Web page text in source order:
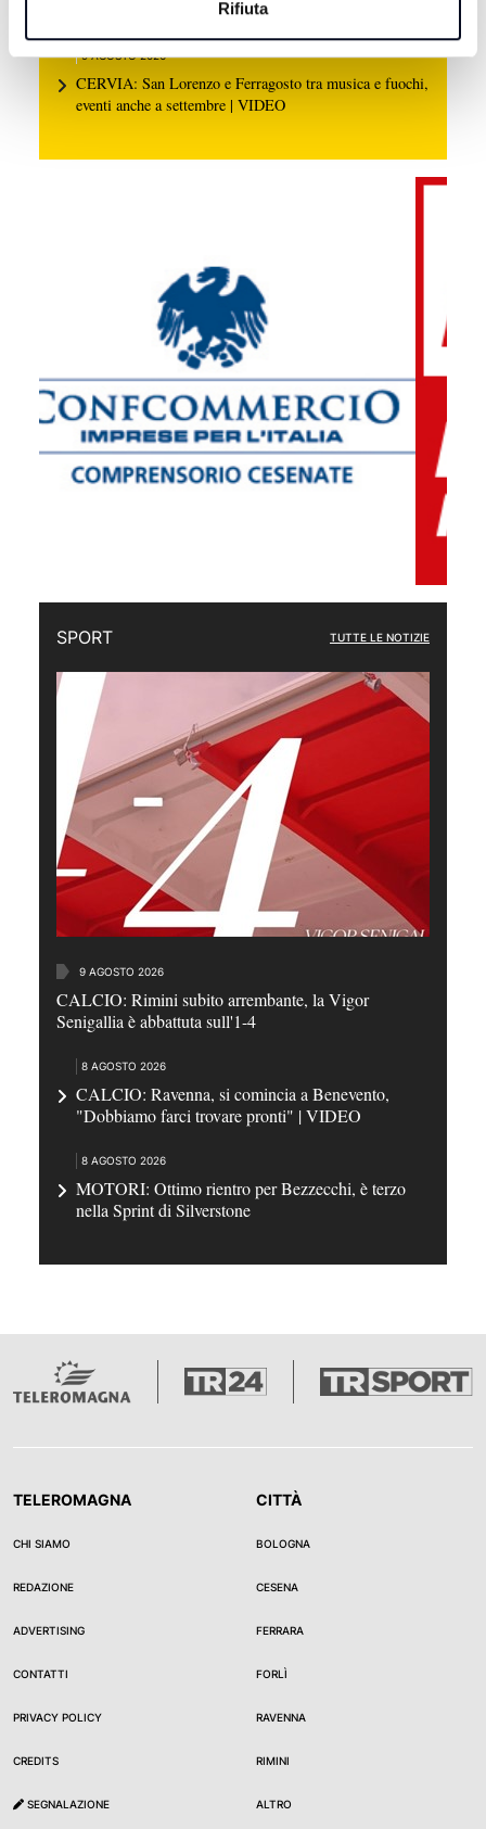
Rifiuta
"Minuti preziosi nelle loro gambe" | VIDEO
9 AGOSTO 2026
CERVIA: San Lorenzo e Ferragosto tra musica e fuochi,
eventi anche a settembre | VIDEO
SPORT TUTTE LE NOTIZIE
9 AGOSTO 2026
CALCIO: Rimini subito arrembante, la Vigor
Senigallia è abbattuta sull'1-4
8 AGOSTO 2026
CALCIO: Ravenna, si comincia a Benevento,
"Dobbiamo farci trovare pronti" | VIDEO
8 AGOSTO 2026
MOTORI: Ottimo rientro per Bezzecchi, è terzo
nella Sprint di Silverstone
TELEROMAGNA
CHI SIAMO
REDAZIONE
ADVERTISING
CONTATTI
PRIVACY POLICY
CREDITS
SEGNALAZIONE
CITTÀ
BOLOGNA
CESENA
FERRARA
FORLÌ
RAVENNA
RIMINI
ALTRO